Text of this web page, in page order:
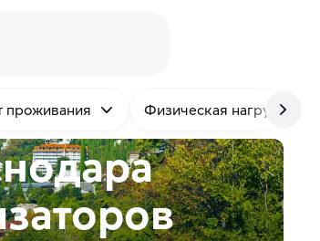
проживания Физическая нагрузка